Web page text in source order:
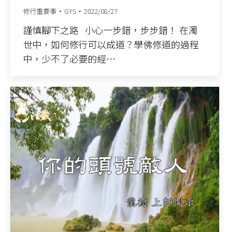
修行重要事 GYS 2022/08/27
謹慎腳下之路 小心一步錯，步步錯！ 在濁
世中，如何修行可以成道？學佛修道的過程
中，少不了必要的經…